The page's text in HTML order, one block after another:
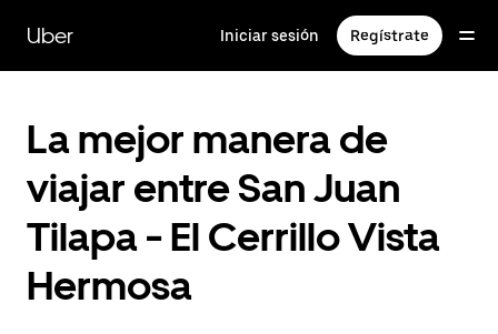
contenido
principal
Uber Iniciar sesión Regístrate
La mejor manera de
viajar entre San Juan
Tilapa - El Cerrillo Vista
Hermosa